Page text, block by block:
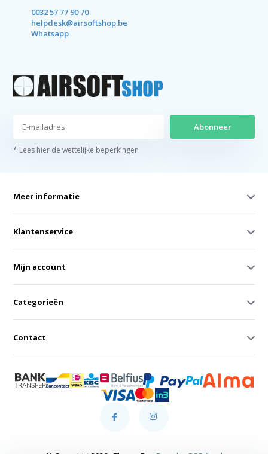
0032 57 77 90 70
helpdesk@airsoftshop.be
Whatsapp
Abonneer
* Lees hier de wettelijke beperkingen
Meer informatie
Klantenservice
Mijn account
Categorieën
Contact